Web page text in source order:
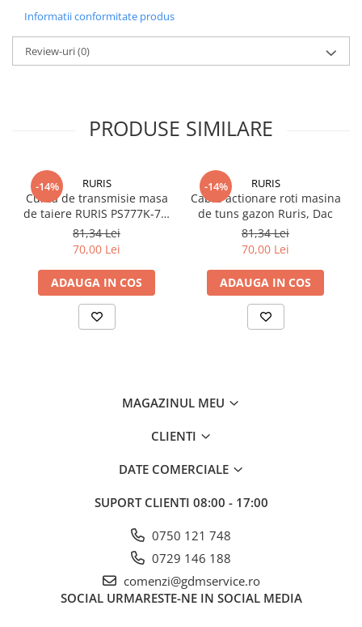
Informatii conformitate produs
Review-uri(0)
PRODUSE SIMILARE
-14% RURIS
Curea de transmisie masa
de taiere RURIS PS777K-76,
pentru motocositori Ruris
DAC 777K
81,34 Lei
70,00 Lei
ADAUGA IN COS
-14% RURIS
Cablu actionare roti masina
de tuns gazon Ruris, Dac
81,34 Lei
70,00 Lei
ADAUGA IN COS
MAGAZINUL MEU
CLIENTI
DATE COMERCIALE
SUPORT CLIENTI 08:00 - 17:00
0750 121 748
0729 146 188
comenzi@gdmservice.ro
SOCIAL URMARESTE-NE IN SOCIAL MEDIA